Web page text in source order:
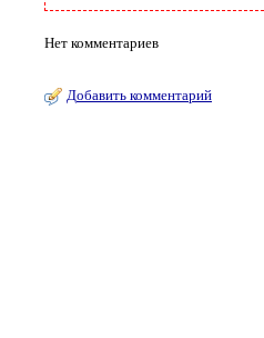
Нет комментариев
Добавить комментарий